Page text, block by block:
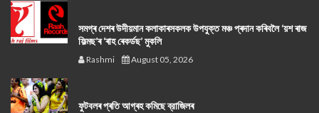
সমগ্ৰ দেশৰ উদীয়মান কলাকাৰসকলক উপযুক্ত মঞ্চ প্ৰদান কৰিবলৈ ‘য়শ ৰাজ
ফিল্মছ’ৰ ‘ৰাহ ৰেকৰ্ডছ’ মুকলি
Rashmi August 05, 2026
ফুটবলৰ প্ৰতি আগ্ৰহ কমিছে ব্রাজিলৰ